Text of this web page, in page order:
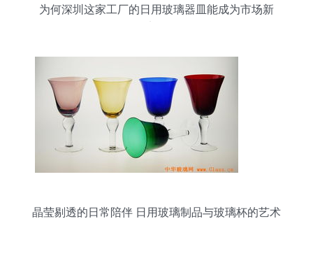
为何深圳这家工厂的日用玻璃器皿能成为市场新
晶莹剔透的日常陪伴 日用玻璃制品与玻璃杯的艺术